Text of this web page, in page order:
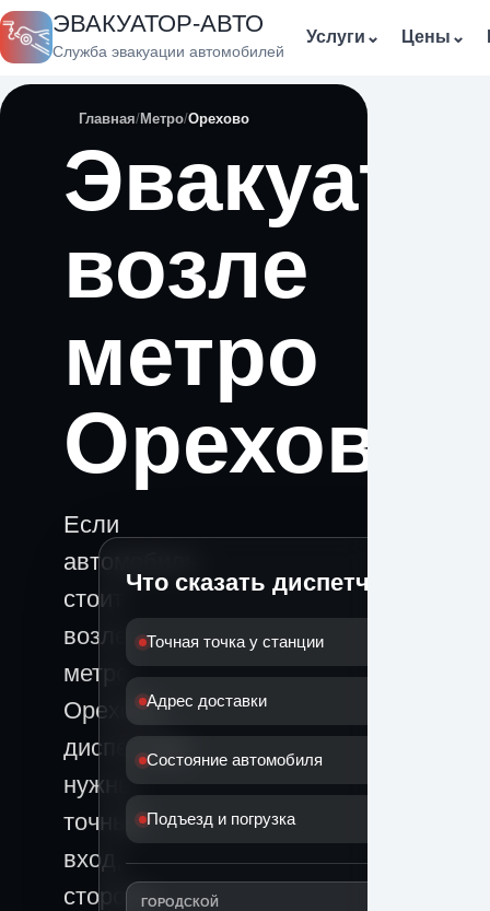
ЭВАКУАТОР-АВТО
Служба эвакуации автомобилей
Услуги ⌄ Цены ⌄
Главная Метро Орехово
возле
метро
Орехово
Если
автомобиль
стоит
возле
метро
Орехово,
диспетчеру
нужны
точный
вход,
сторона
Что сказать диспетчеру
Точная точка у станции
Адрес доставки
Состояние автомобиля
Подъезд и погрузка
ГОРОДСКОЙ